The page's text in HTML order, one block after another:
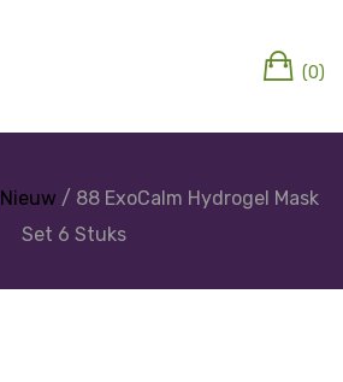
(0)
Nieuw / 88 ExoCalm Hydrogel Mask
Set 6 Stuks